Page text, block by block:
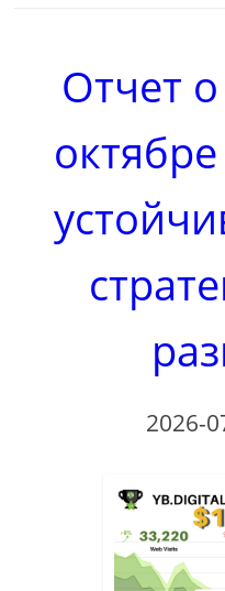
Отчет
2026-